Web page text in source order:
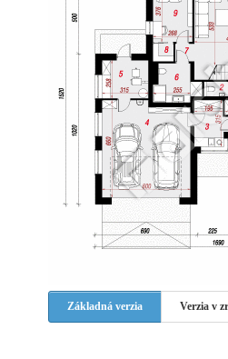
Základná verzia Verzia v